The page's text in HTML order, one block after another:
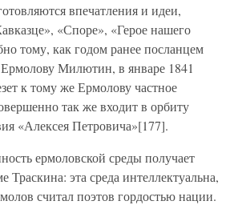
впечатления и идеи,
«Споре», «Герое нашего
тому, как годом ранее посланцем
Ермолову Милютин, в январе 1841
к тому же Ермолову частное
так же входит в орбиту
«Алексея Петровича»[177].
ермоловской среды получает
Траскина: эта среда интеллектуальна,
считал поэтов гордостью нации.